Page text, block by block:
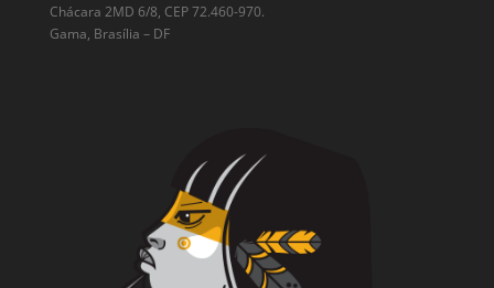
Chácara 2MD 6/8, CEP 72.460-970.
Gama, Brasília – DF